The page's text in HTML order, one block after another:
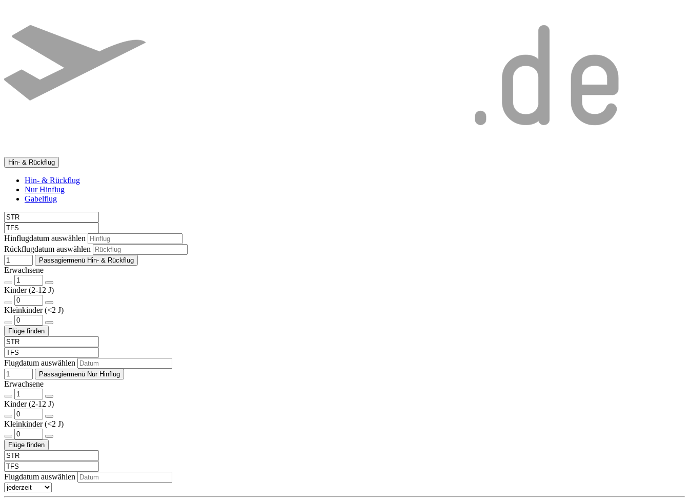
Hin- & Rückflug
Hin- & Rückflug
Nur Hinflug
Gabelflug
Hinflugdatum auswählen
Rückflugdatum auswählen
Passagiermenü Hin- & Rückflug
Erwachsene
Kinder (2-12 J)
Kleinkinder (<2 J)
Flugdatum auswählen
Passagiermenü Nur Hinflug
Erwachsene
Kinder (2-12 J)
Kleinkinder (<2 J)
Flugdatum auswählen